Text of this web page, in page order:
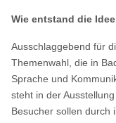
Wie entstand die
Ausschlaggebend für
Themenwahl, die in
Sprache und
steht in der
Besucher sollen durch